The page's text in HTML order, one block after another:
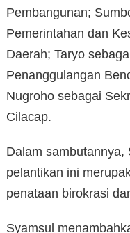
Pembangunan;
Pemerintahan dan
Daerah; Taryo
Penanggulangan
Nugroho sebagai
Cilacap.
Dalam sambutannya,
pelantikan ini
penataan birokrasi
Syamsul